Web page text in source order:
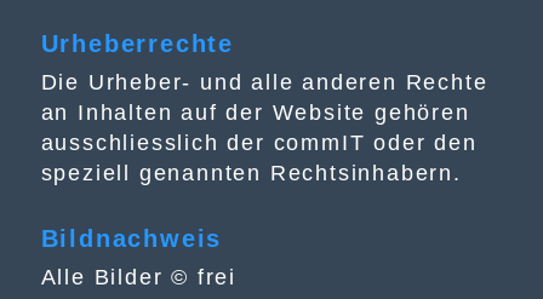
Urheberrechte
Die Urheber- und alle anderen Rechte
an Inhalten auf der Website gehören
ausschliesslich der commIT oder den
speziell genannten Rechtsinhabern.
Bildnachweis
Alle Bilder © frei